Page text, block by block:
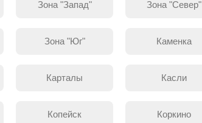
Зона "Запад" Зона "Север"
Зона "Юг" Каменка
Карталы Касли
Копейск Коркино